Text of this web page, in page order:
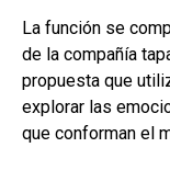
La función se
de la compañía
propuesta que
explorar las
que conforman el